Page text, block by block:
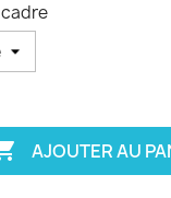
cadre
AJOUTER AU